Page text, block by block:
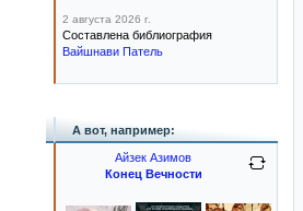
2 августа 2026 г.
Составлена библиография
Вайшнави Патель
А вот, например:
Айзек Азимов
Конец Вечности